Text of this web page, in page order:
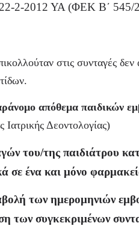
2-2012 ΥΑ (ΦΕΚ Β΄ 545/
στις συνταγές
απόθεμα παιδικών
Δεοντολογίας)
του/της παιδιάτρου
σε ένα και μόνο
των ημερομηνιών
των συγκεκριμένων